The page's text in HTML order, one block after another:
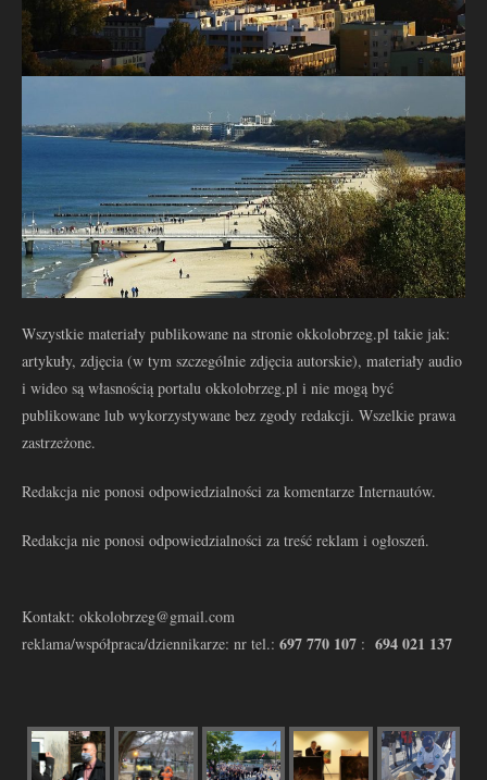
Wszystkie materiały publikowane na stronie okkolobrzeg.pl takie jak:
artykuły, zdjęcia (w tym szczególnie zdjęcia autorskie), materiały audio
i wideo są własnością portalu okkolobrzeg.pl i nie mogą być
publikowane lub wykorzystywane bez zgody redakcji. Wszelkie prawa
zastrzeżone.
Redakcja nie ponosi odpowiedzialności za komentarze Internautów.
Redakcja nie ponosi odpowiedzialności za treść reklam i ogłoszeń.
Kontakt: okkolobrzeg@gmail.com
reklama/współpraca/dziennikarze: nr tel.: 697 770 107 : 694 021 137